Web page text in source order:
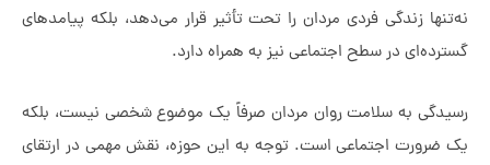
زندگی فردی مردان را تحت تأثیر قرار می‌دهد، بلکه پیامدهای
در سطح اجتماعی نیز به همراه دارد.
به سلامت روان مردان صرفاً یک موضوع شخصی نیست، بلکه
اجتماعی است. توجه به این حوزه، نقش مهمی در ارتقای